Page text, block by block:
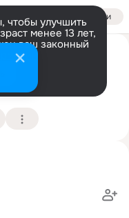
Войти
чтобы улучшить
менее 13 лет,
ваш законный
(43 года)